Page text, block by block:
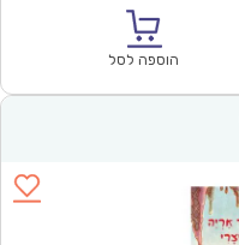
הוספה לסל